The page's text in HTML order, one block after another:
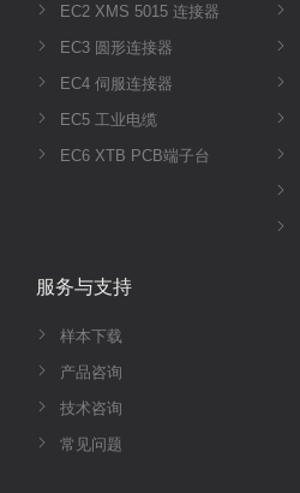
EC2 XMS 5015 连接器
EC3 圆形连接器
EC4 伺服连接器
EC5 工业电缆
EC6 XTB PCB端子台
服务与支持
样本下载
产品咨询
技术咨询
常见问题